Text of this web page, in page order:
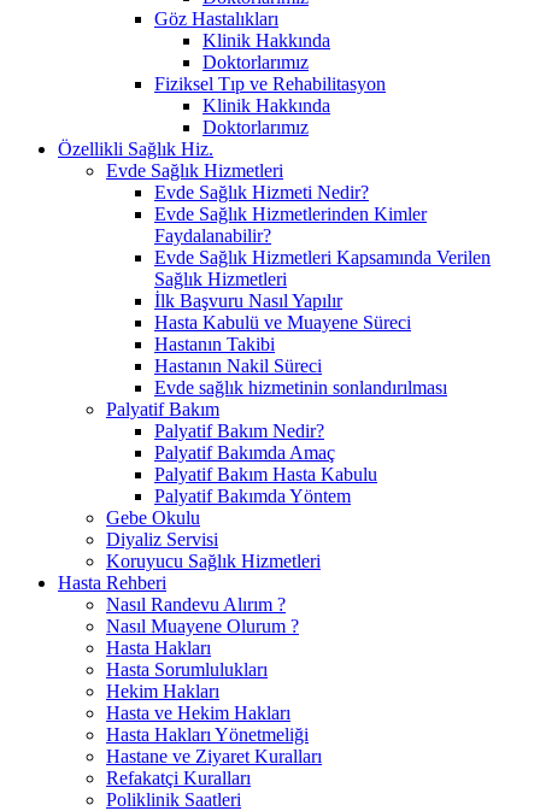
Göz Hastalıkları
Klinik Hakkında
Doktorlarımız
Fiziksel Tıp ve Rehabilitasyon
Klinik Hakkında
Doktorlarımız
Özellikli Sağlık Hiz.
Evde Sağlık Hizmetleri
Evde Sağlık Hizmeti Nedir?
Evde Sağlık Hizmetlerinden Kimler
Faydalanabilir?
Evde Sağlık Hizmetleri Kapsamında Verilen
Sağlık Hizmetleri
İlk Başvuru Nasıl Yapılır
Hasta Kabulü ve Muayene Süreci
Hastanın Takibi
Hastanın Nakil Süreci
Evde sağlık hizmetinin sonlandırılması
Palyatif Bakım
Palyatif Bakım Nedir?
Palyatif Bakımda Amaç
Palyatif Bakım Hasta Kabulu
Palyatif Bakımda Yöntem
Gebe Okulu
Diyaliz Servisi
Koruyucu Sağlık Hizmetleri
Hasta Rehberi
Nasıl Randevu Alırım ?
Nasıl Muayene Olurum ?
Hasta Hakları
Hasta Sorumlulukları
Hekim Hakları
Hasta ve Hekim Hakları
Hasta Hakları Yönetmeliği
Hastane ve Ziyaret Kuralları
Refakatçi Kuralları
Poliklinik Saatleri